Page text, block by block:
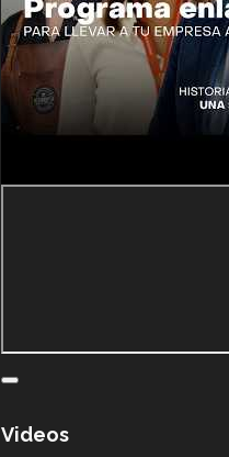
Videos